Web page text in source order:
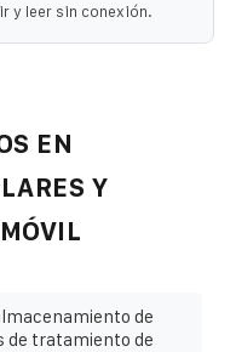
y leer sin conexión.
EN
Y
de
de tratamiento de